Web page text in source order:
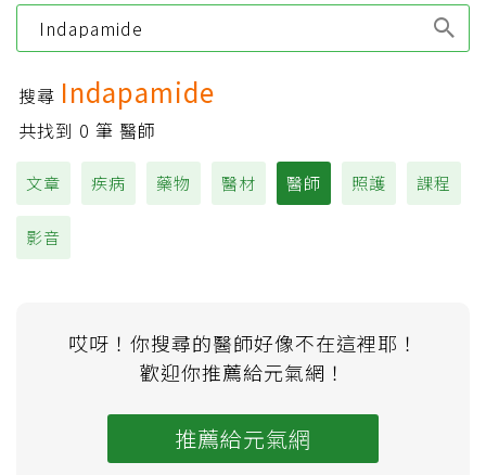
搜尋 Indapamide
共找到 0 筆 醫師
文章 疾病 藥物 醫材 醫師 照護 課程
影音
哎呀！你搜尋的醫師好像不在這裡耶！
歡迎你推薦給元氣網！
推薦給元氣網